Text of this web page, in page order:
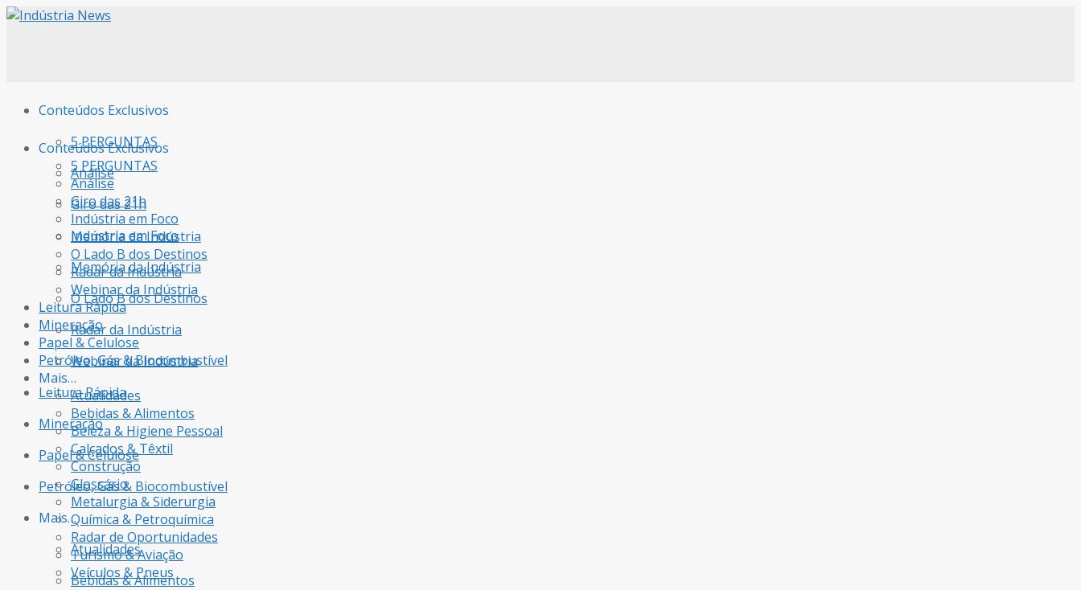
Conteúdos Exclusivos
5 PERGUNTAS
Análise
Giro das 21h
Indústria em Foco
Memória da Indústria
O Lado B dos Destinos
Radar da Indústria
Webinar da Indústria
Leitura Rápida
Mineração
Papel & Celulose
Petróleo, Gás & Biocombustível
Mais…
Atualidades
Bebidas & Alimentos
Conteúdos Exclusivos
5 PERGUNTAS
Análise
Giro das 21h
Indústria em Foco
Memória da Indústria
O Lado B dos Destinos
Radar da Indústria
Webinar da Indústria
Leitura Rápida
Mineração
Papel & Celulose
Petróleo, Gás & Biocombustível
Mais…
Atualidades
Bebidas & Alimentos
Beleza & Higiene Pessoal
Calçados & Têxtil
Construção
Glossário
Metalurgia & Siderurgia
Química & Petroquímica
Radar de Oportunidades
Turismo & Aviação
Veículos & Pneus